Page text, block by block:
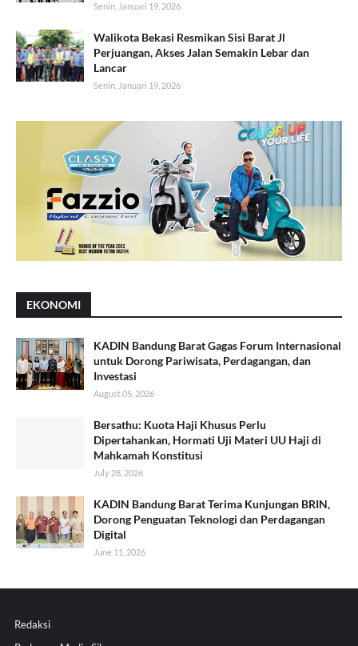
Senin, Januari 19, 2026
Walikota Bekasi Resmikan Sisi Barat Jl
Perjuangan, Akses Jalan Semakin Lebar dan
Lancar
Senin, Januari 19, 2026
EKONOMI
KADIN Bandung Barat Gagas Forum Internasional
untuk Dorong Pariwisata, Perdagangan, dan
Investasi
August 05, 2026
Bersathu: Kuota Haji Khusus Perlu
Dipertahankan, Hormati Uji Materi UU Haji di
Mahkamah Konstitusi
July 28, 2026
KADIN Bandung Barat Terima Kunjungan BRIN,
Dorong Penguatan Teknologi dan Perdagangan
Digital
June 11, 2026
Redaksi